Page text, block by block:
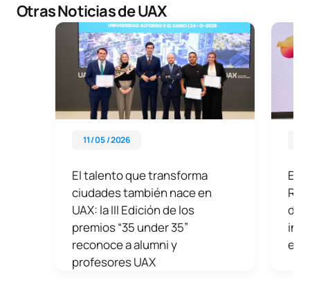
Otras Noticias de UAX
11 / 05 / 2026
El talento que transforma
ciudades también nace en
UAX: la III Edición de los
premios “35 under 35”
reconoce a alumni y
profesores UAX
El